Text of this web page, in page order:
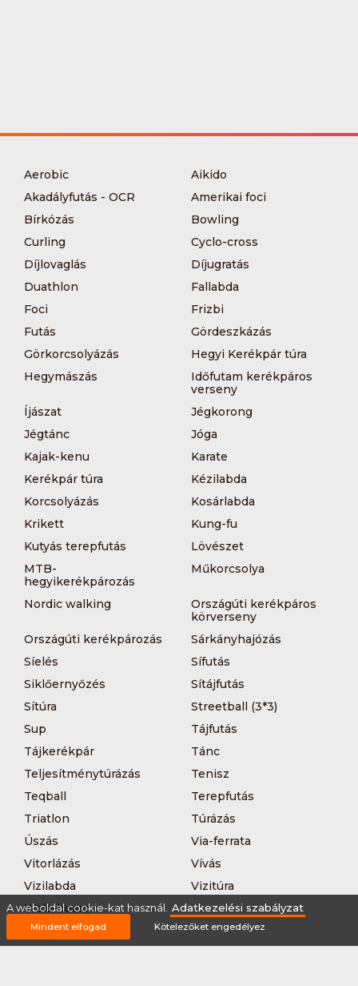
Aerobic
Aikido
Akadályfutás - OCR
Amerikai foci
Bírkózás
Bowling
Curling
Cyclo-cross
Díjlovaglás
Díjugratás
Duathlon
Fallabda
Foci
Frizbi
Futás
Gördeszkázás
Görkorcsolyázás
Hegyi Kerékpár túra
Hegymászás
Időfutam kerékpáros
verseny
Íjászat
Jégkorong
Jégtánc
Jóga
Kajak-kenu
Karate
Kerékpár túra
Kézilabda
Korcsolyázás
Kosárlabda
Krikett
Kung-fu
Kutyás terepfutás
Lövészet
MTB-
hegyikerékpározás
Műkorcsolya
Nordic walking
Országúti kerékpáros
körverseny
Országúti kerékpározás
Sárkányhajózás
Síelés
Sífutás
Siklőernyőzés
Sítájfutás
Sítúra
Streetball (3*3)
Sup
Tájfutás
Tájkerékpár
Tánc
Teljesítménytúrázás
Tenisz
Teqball
Terepfutás
Triatlon
Túrázás
Úszás
Via-ferrata
Vitorlázás
Vívás
Vizilabda
Vizitúra
Wakeboard
A weboldal cookie-kat használ. Adatkezelési szabályzat
Mindent elfogad Kötelezőket engedélyez